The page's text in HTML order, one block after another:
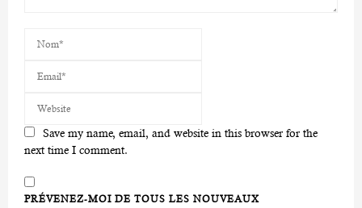
Save my name, email, and website in this browser for the
next time I comment.
PRÉVENEZ-MOI DE TOUS LES NOUVEAUX